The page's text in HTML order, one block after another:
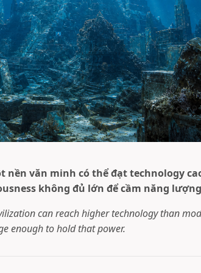
nền văn minh có thể đạt technology
không đủ lớn để cầm năng
can reach higher technology than
enough to hold that power.